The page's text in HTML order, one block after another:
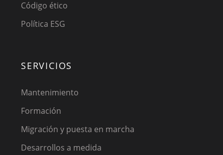
Código ético
Política ESG
SERVICIOS
Mantenimiento
Formación
Migración y puesta en marcha
Desarrollos a medida